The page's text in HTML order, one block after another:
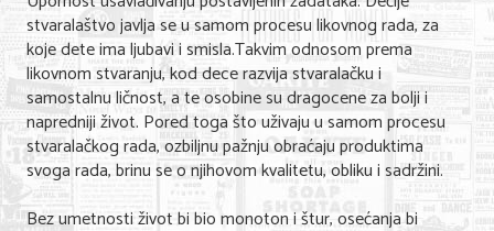
Gastronomija
Sport i rekreacija
Zdravlje i medicina
Hobi i razonoda
UPIS FIRMI
stvaralaštvo javlja se u samom procesu likovnog rada, za
koje dete ima ljubavi i smisla.Takvim odnosom prema
likovnom stvaranju, kod dece razvija stvaralačku i
samostalnu ličnost, a te osobine su dragocene za bolji i
napredniji život. Pored toga što uživaju u samom procesu
stvaralačkog rada, ozbiljnu pažnju obraćaju produktima
svoga rada, brinu se o njihovom kvalitetu, obliku i sadržini.
Bez umetnosti život bi bio monoton i štur, osećanja bi